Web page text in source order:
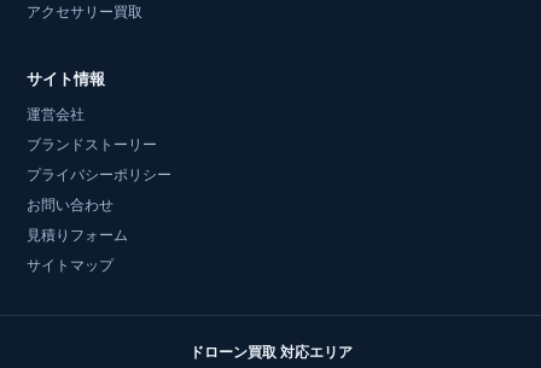
アクセサリー買取
サイト情報
運営会社
ブランドストーリー
プライバシーポリシー
お問い合わせ
見積りフォーム
サイトマップ
ドローン買取 対応エリア